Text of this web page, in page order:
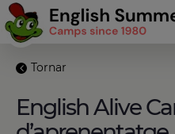
Tornar
English Alive